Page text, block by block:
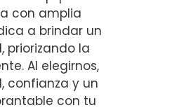
con amplia
a brindar un
priorizando la
Al elegirnos,
confianza y un
con tu